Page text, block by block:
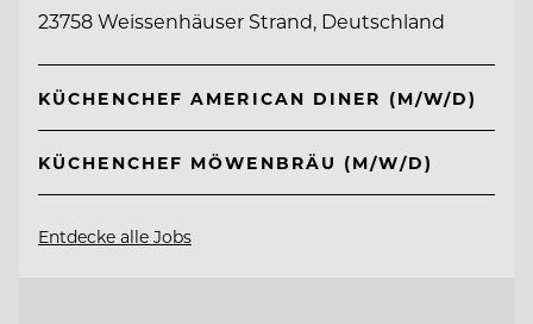
23758 Weissenhäuser Strand, Deutschland
KÜCHENCHEF AMERICAN DINER (M/W/D)
KÜCHENCHEF MÖWENBRÄU (M/W/D)
Entdecke alle Jobs